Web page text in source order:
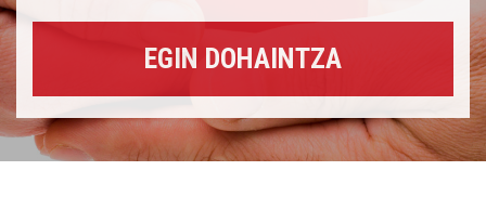
EGIN DOHAINTZA